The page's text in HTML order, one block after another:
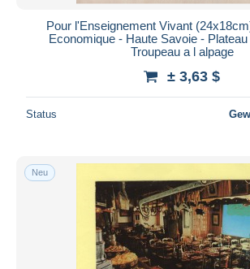
Pour l'Enseignement Vivant
Economique - Haute Savoie -
Troupeau a l alpage
± 3,63 $
Status
Neu